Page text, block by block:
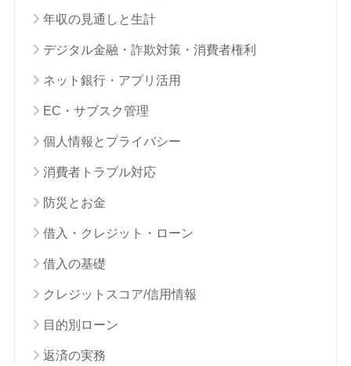
年収の見通しと生計
デジタル金融・詐欺対策・消費者権利
ネット銀行・アプリ活用
EC・サブスク管理
個人情報とプライバシー
消費者トラブル対応
防災とお金
借入・クレジット・ローン
借入の基礎
クレジットスコア/信用情報
目的別ローン
返済の実務